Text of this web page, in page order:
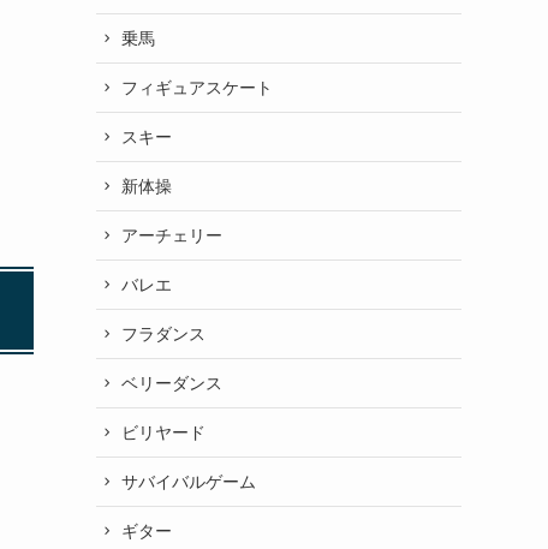
乗馬
フィギュアスケート
スキー
新体操
アーチェリー
バレエ
フラダンス
ベリーダンス
ビリヤード
サバイバルゲーム
ギター